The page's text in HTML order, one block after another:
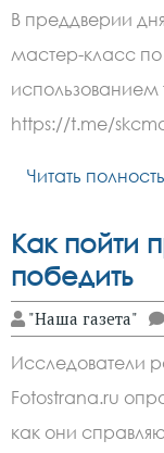
В преддверии
мастер-класс
использованием
https://t.me/
Читать
Как пойти
победить
"Наша газета"
Исследователи
Fotostrana.ru
как они